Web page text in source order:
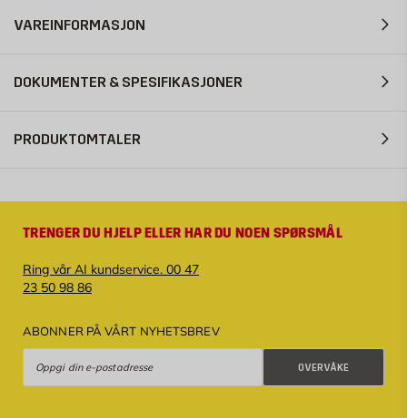
VAREINFORMASJON
DOKUMENTER & SPESIFIKASJONER
PRODUKTOMTALER
TRENGER DU HJELP ELLER HAR DU NOEN SPØRSMÅL
Ring vår AI kundservice. 00 47
23 50 98 86
ABONNER PÅ VÅRT NYHETSBREV
OVERVÅKE